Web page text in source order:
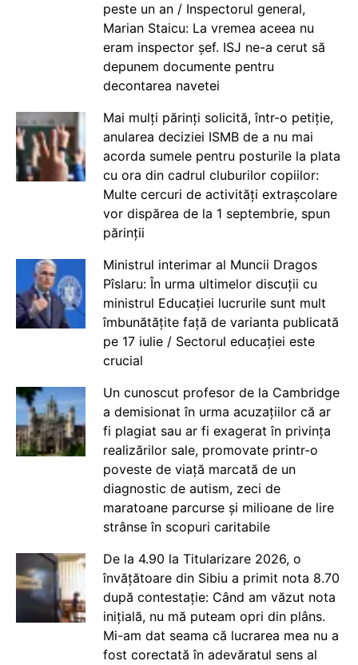
peste un an / Inspectorul general,
Marian Staicu: La vremea aceea nu
eram inspector șef. ISJ ne-a cerut să
depunem documente pentru
decontarea navetei
Mai mulți părinți solicită, într-o petiție,
anularea deciziei ISMB de a nu mai
acorda sumele pentru posturile la plata
cu ora din cadrul cluburilor copiilor:
Multe cercuri de activități extrașcolare
vor dispărea de la 1 septembrie, spun
părinții
Ministrul interimar al Muncii Dragos
Pîslaru: În urma ultimelor discuții cu
ministrul Educației lucrurile sunt mult
îmbunătățite față de varianta publicată
pe 17 iulie / Sectorul educației este
crucial
Un cunoscut profesor de la Cambridge
a demisionat în urma acuzațiilor că ar
fi plagiat sau ar fi exagerat în privința
realizărilor sale, promovate printr-o
poveste de viață marcată de un
diagnostic de autism, zeci de
maratoane parcurse și milioane de lire
strânse în scopuri caritabile
De la 4.90 la Titularizare 2026, o
învățătoare din Sibiu a primit nota 8.70
după contestație: Când am văzut nota
inițială, nu mă puteam opri din plâns.
Mi-am dat seama că lucrarea mea nu a
fost corectată în adevăratul sens al